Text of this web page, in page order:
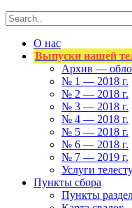
О нас
Выпуски нашей
Архив —
№ 1 — 2018 г.
№ 2 — 2018 г.
№ 3 — 2018 г.
№ 4 — 2018 г.
№ 5 — 2018 г.
№ 6 — 2018 г.
№ 7 — 2019 г.
Услуги
Пункты сбора
Пункты